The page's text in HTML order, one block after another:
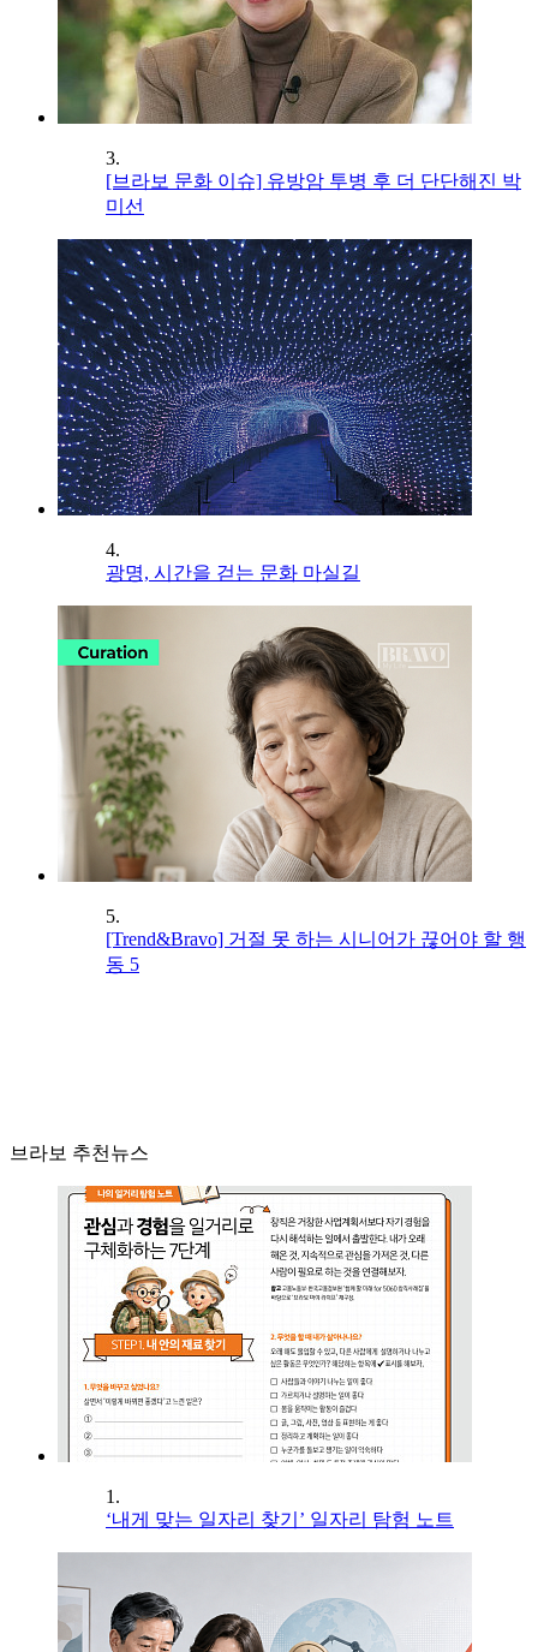
3.
[브라보 문화 이슈] 유방암 투병 후 더 단단해진 박
미선
4.
광명, 시간을 걷는 문화 마실길
5.
[Trend&Bravo] 거절 못 하는 시니어가 끊어야 할 행
동 5
브라보 추천뉴스
1.
‘내게 맞는 일자리 찾기’ 일자리 탐험 노트